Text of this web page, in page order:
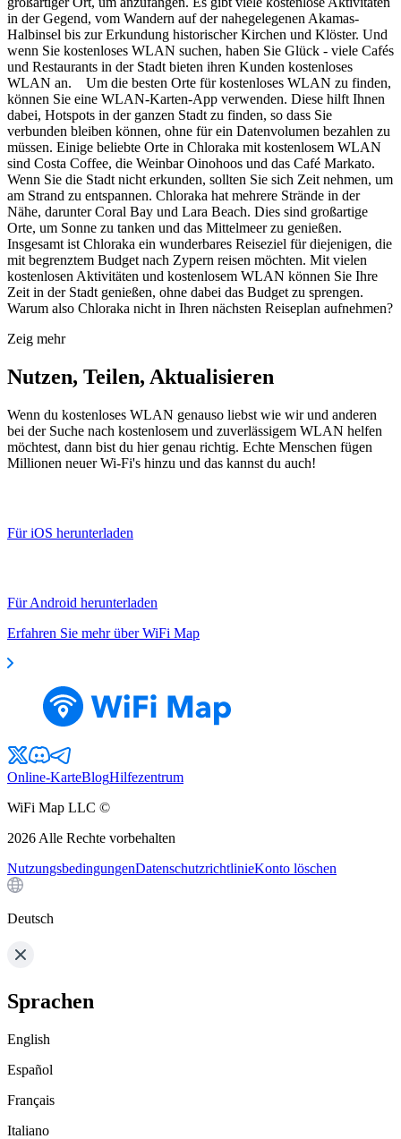
in der Gegend, vom Wandern auf der nahegelegenen Akamas-
Halbinsel bis zur Erkundung historischer Kirchen und Klöster. Und
wenn Sie kostenloses WLAN suchen, haben Sie Glück - viele Cafés
und Restaurants in der Stadt bieten ihren Kunden kostenloses
WLAN an. Um die besten Orte für kostenloses WLAN zu finden,
können Sie eine WLAN-Karten-App verwenden. Diese hilft Ihnen
dabei, Hotspots in der ganzen Stadt zu finden, so dass Sie
verbunden bleiben können, ohne für ein Datenvolumen bezahlen zu
müssen. Einige beliebte Orte in Chloraka mit kostenlosem WLAN
sind Costa Coffee, die Weinbar Oinohoos und das Café Markato.
Wenn Sie die Stadt nicht erkunden, sollten Sie sich Zeit nehmen, um
am Strand zu entspannen. Chloraka hat mehrere Strände in der
Nähe, darunter Coral Bay und Lara Beach. Dies sind großartige
Orte, um Sonne zu tanken und das Mittelmeer zu genießen.
Insgesamt ist Chloraka ein wunderbares Reiseziel für diejenigen, die
mit begrenztem Budget nach Zypern reisen möchten. Mit vielen
kostenlosen Aktivitäten und kostenlosem WLAN können Sie Ihre
Zeit in der Stadt genießen, ohne dabei das Budget zu sprengen.
Warum also Chloraka nicht in Ihren nächsten Reiseplan aufnehmen?
Zeig mehr
Nutzen, Teilen, Aktualisieren
Wenn du kostenloses WLAN genauso liebst wie wir und anderen
bei der Suche nach kostenlosem und zuverlässigem WLAN helfen
möchtest, dann bist du hier genau richtig. Echte Menschen fügen
Millionen neuer Wi-Fi's hinzu und das kannst du auch!
Für iOS herunterladen
Für Android herunterladen
Erfahren Sie mehr über WiFi Map
Online-KarteBlogHilfezentrum
WiFi Map LLC ©
2026 Alle Rechte vorbehalten
NutzungsbedingungenDatenschutzrichtlinieKonto löschen
Deutsch
Sprachen
English
Español
Français
Italiano